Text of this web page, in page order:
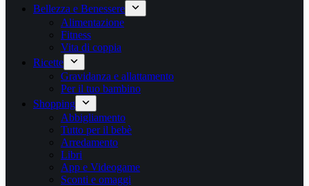
Bellezza e Benessere
Alimentazione
Fitness
Vita di coppia
Ricette
Gravidanza e allattamento
Per il tuo bambino
Shopping
Abbigliamento
Tutto per il bebè
Arredamento
Libri
App e Videogame
Sconti e omaggi